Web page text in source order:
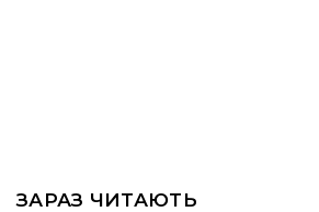
ЗАРАЗ ЧИТАЮТЬ